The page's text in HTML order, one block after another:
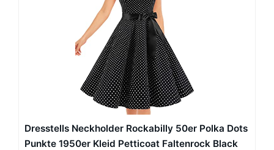
Dresstells Neckholder Rockabilly 50er Polka Dots
Punkte 1950er Kleid Petticoat Faltenrock Black